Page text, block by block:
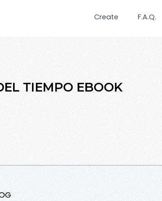
Create F.A.Q.
TIEMPO EBOOK